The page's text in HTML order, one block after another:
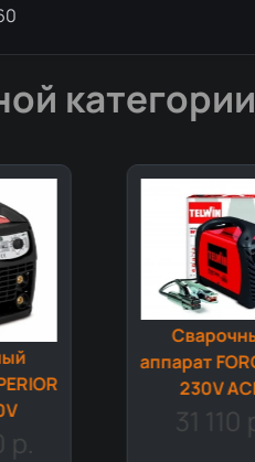
категории
125
аппарат
120 230V
34 105